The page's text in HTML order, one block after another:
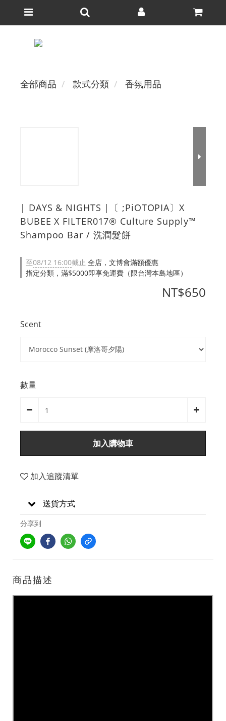
全部商品 款式分類 香氛用品
| DAYS & NIGHTS |〔 ;PiOTOPIA〕X
BUBEE X FILTER017® Culture Supply™
Shampoo Bar / 洗潤髮餅
至08/12 16:00截止 全店，文博會滿額優惠
指定分類，滿$5000即享免運費（限台灣本島地區）
NT$650
Scent
數量
加入購物車
加入追蹤清單
送貨方式
分享到
商品描述